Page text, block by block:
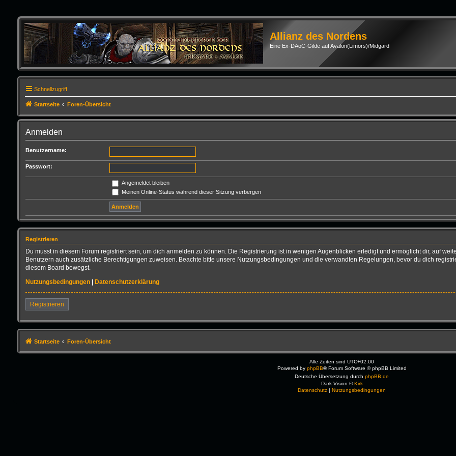
Allianz des Nordens
Eine Ex-DAoC-Gilde auf Avalon(Limors)/Midgard
Schnellzugriff
Startseite Foren-Übersicht
Anmelden
Benutzername:
Passwort:
Angemeldet bleiben
Meinen Online-Status während dieser Sitzung verbergen
Registrieren
Du musst in diesem Forum registriert sein, um dich anmelden zu können. Die Registrierung ist in wenigen Augenblicken erledigt und ermöglicht dir, auf
Benutzern auch zusätzliche Berechtigungen zuweisen. Beachte bitte unsere Nutzungsbedingungen und die verwandten Regelungen, bevor du dich
diesem Board bewegst.
Nutzungsbedingungen| Datenschutzerklärung
Registrieren
Startseite Foren-Übersicht
Alle Zeiten sindUTC+02:00
Powered by phpBB® Forum Software © phpBB Limited
Deutsche Übersetzung durchphpBB.de
Dark Vision ©Kirk
Datenschutz |Nutzungsbedingungen